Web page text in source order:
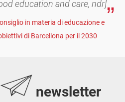
education and care, ndr]
in materia di educazione e
di Barcellona per il 2030
newsletter